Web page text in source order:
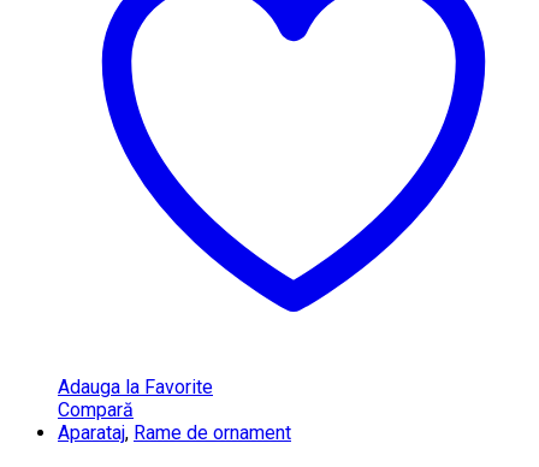
Adauga la Favorite
Compară
Aparataj, Rame de ornament